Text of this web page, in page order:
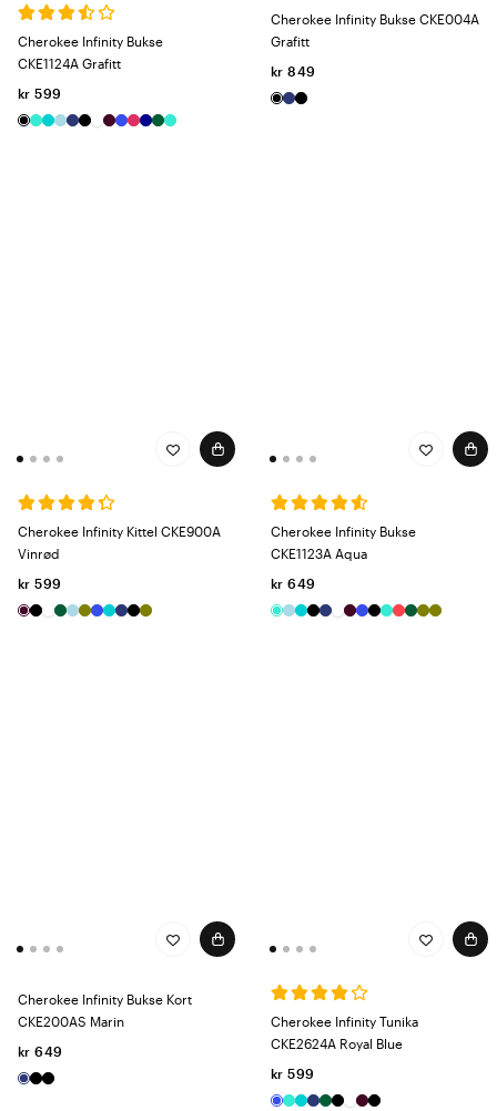
er Infinity Scrubs det opplagte valget for helsepersonell. Gjør
hverdagen enklere med arbeidsklær som leverer på alle nivåer.
Cherokee Infinity Bukse
CKE1124A Grafitt
kr 599
Cherokee Infinity Bukse CKE004A
Grafitt
kr 849
Cherokee Infinity Kittel CKE900A
Vinrød
kr 599
Cherokee Infinity Bukse
CKE1123A Aqua
kr 649
Cherokee Infinity Bukse Kort
CKE200AS Marin
kr 649
Cherokee Infinity Tunika
CKE2624A Royal Blue
kr 599